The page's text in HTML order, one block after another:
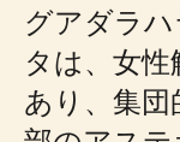
グアダラ
タは、女
あり、集